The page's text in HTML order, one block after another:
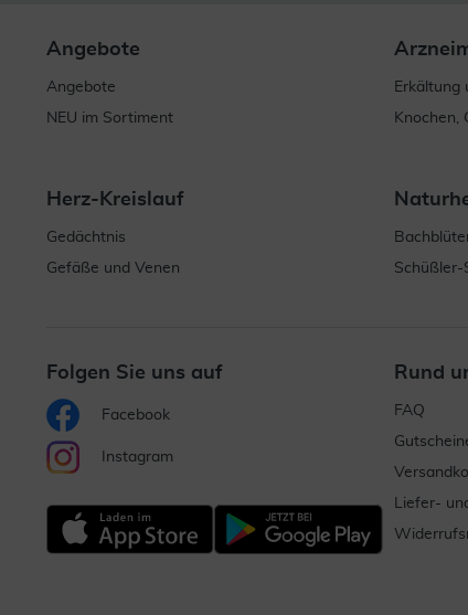
Angebote
Angebote
NEU im Sortiment
Erkältung
Knochen,
Herz-Kreislauf
Gedächtnis
Gefäße und Venen
Schüßler-
Folgen Sie uns auf
Facebook
Instagram
Rund
FAQ
Liefer-